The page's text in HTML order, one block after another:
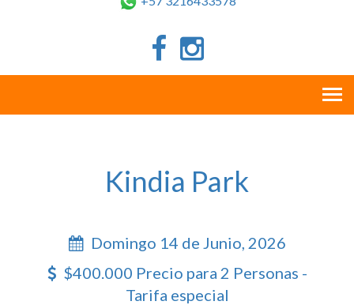
Kindia Park
Domingo 14 de Junio, 2026
$400.000 Precio para 2 Personas -
Tarifa especial